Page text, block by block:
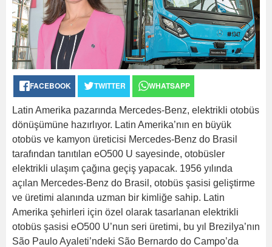
FACEBOOK TWITTER WHATSAPP
Latin Amerika pazarında Mercedes-Benz, elektrikli otobüs
dönüşümüne hazırlıyor. Latin Amerika’nın en büyük
otobüs ve kamyon üreticisi Mercedes-Benz do Brasil
tarafından tanıtılan eO500 U sayesinde, otobüsler
elektrikli ulaşım çağına geçiş yapacak. 1956 yılında
açılan Mercedes-Benz do Brasil, otobüs şasisi geliştirme
ve üretimi alanında uzman bir kimliğe sahip. Latin
Amerika şehirleri için özel olarak tasarlanan elektrikli
otobüs şasisi eO500 U’nun seri üretimi, bu yıl Brezilya’nın
São Paulo Ayaleti’ndeki São Bernardo do Campo’da